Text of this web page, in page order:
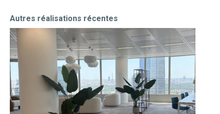
Autres réalisations récentes